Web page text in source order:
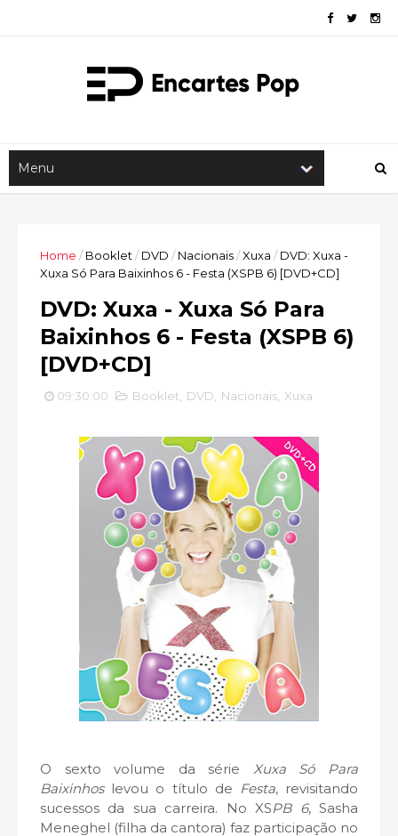
Home / Booklet / DVD / Nacionais/Xuxa / DVD: Xuxa -
Xuxa Só Para Baixinhos 6 - Festa (XSPB 6) [DVD+CD]
DVD: Xuxa - Xuxa Só Para
Baixinhos 6 - Festa (XSPB 6)
[DVD+CD]
09:30:00 Booklet DVD Nacionais Xuxa
O sexto volume da série Xuxa Só Para
Baixinhoslevou o título de Festa, revisitando
sucessos da sua carreira. No XSPB 6, Sasha
Meneghel (filha da cantora) faz participação no